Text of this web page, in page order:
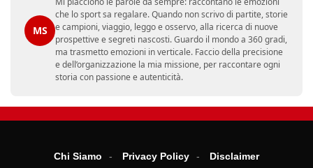
MS
che lo sport sa regalare. Quando non scrivo di partite, storie
e campioni, viaggio, leggo e osservo, alla ricerca di nuove
prospettive e segreti nascosti. Guardo il mondo a 360 gradi,
ma trasmetto emozioni in verticale. Faccio della precisione
e dell’organizzazione la mia missione, per raccontare ogni
storia con passione e autenticità.
Chi Siamo Privacy Policy Disclaimer